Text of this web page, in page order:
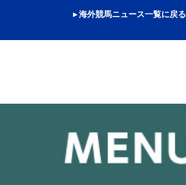
▸ 海外競馬ニュース一覧に戻る